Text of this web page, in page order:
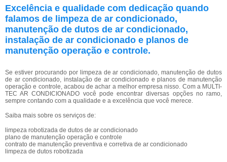
Excelência e qualidade com dedicação quando
falamos de limpeza de ar condicionado,
manutenção de dutos de ar condicionado,
instalação de ar condicionado e planos de
manutenção operação e controle.
Se estiver procurando por limpeza de ar condicionado, manutenção de dutos
de ar condicionado, instalação de ar condicionado e planos de manutenção
operação e controle, acabou de achar a melhor empresa nisso. Com a MULTI-
TEC AR CONDICIONADO você pode encontrar diversas opções no ramo,
sempre contando com a qualidade e a excelência que você merece.
Saiba mais sobre os serviços de:
limpeza robotizada de dutos de ar condicionado
plano de manutenção operação e controle
contrato de manutenção preventiva e corretiva de ar condicionado
limpeza de dutos robotizada